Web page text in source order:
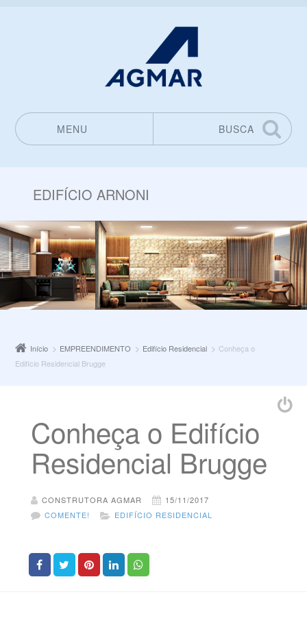
MENU
BUSCA
EDIFÍCIO ARNONI
Início EMPREENDIMENTO Edifício Residencial
Conheça o
Edifício Residencial Brugge
Conheça o Edifício
Residencial Brugge
CONSTRUTORA AGMAR
15/11/2017
COMENTE!
EDIFÍCIO RESIDENCIAL